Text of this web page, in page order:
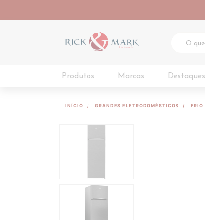
Produtos Marcas Destaques
INÍCIO GRANDES ELETRODOMÉSTICOS FRIO